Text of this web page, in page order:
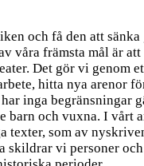
och få den att sänka
våra främsta mål är att
Det gör vi genom
hitta nya arenor
inga begränsningar
barn och vuxna. I vårt
texter, som av
skildrar vi personer